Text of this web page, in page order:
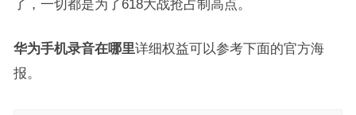
了，一切都是为了618大战抢占制高点。
华为手机录音在哪里详细权益可以参考下面的官方海
报。